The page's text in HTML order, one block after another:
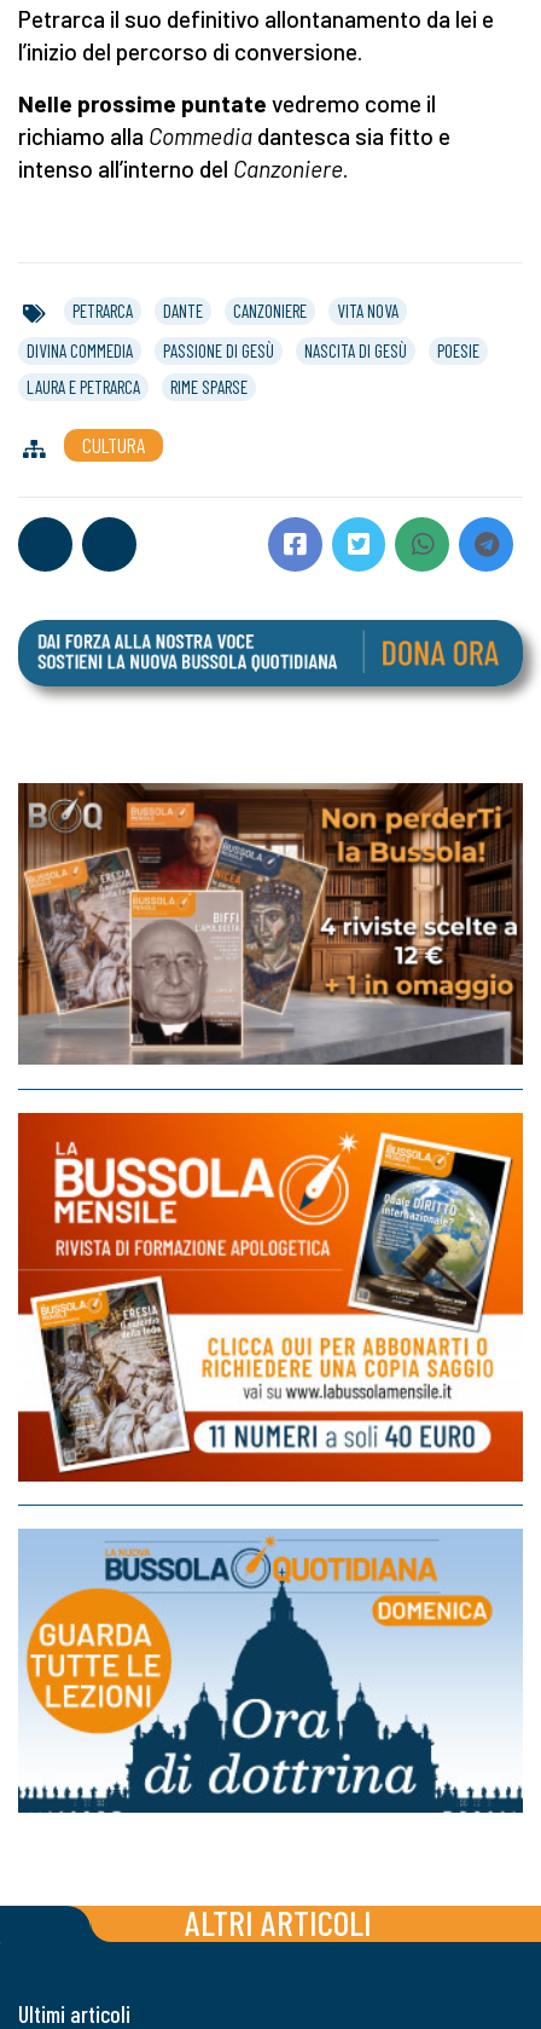
Petrarca il suo definitivo allontanamento da lei e
l’inizio del percorso di conversione.
Nelle prossime puntate vedremo come il
richiamo alla Commedia dantesca sia fitto e
intenso all’interno del Canzoniere.
PETRARCA DANTE CANZONIERE
VITA NOVA
DIVINA COMMEDIA
PASSIONE DI GESÙ NASCITA DI GESÙ
POESIE
LAURA E PETRARCA
RIME SPARSE
CULTURA
ALTRI ARTICOLI
Ultimi articoli